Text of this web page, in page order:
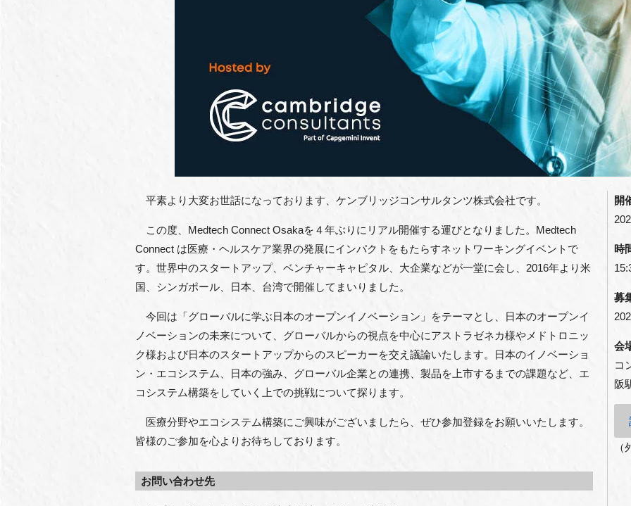
平素より大変お世話になっております、ケンブリッジコンサルタンツ株式会社です。
この度、Medtech Connect Osakaを４年ぶりにリアル開催する運びとなりました。Medtech
Connect は医療・ヘルスケア業界の発展にインパクトをもたらすネットワーキングイベントで
す。世界中のスタートアップ、ベンチャーキャピタル、大企業などが一堂に会し、2016年より米
国、シンガポール、日本、台湾で開催してまいりました。
今回は「グローバルに学ぶ日本のオープンイノベーション」をテーマとし、日本のオープンイ
ノベーションの未来について、グローバルからの視点を中心にアストラゼネカ様やメドトロニッ
ク様および日本のスタートアップからのスピーカーを交え議論いたします。日本のイノベーショ
ン・エコシステム、日本の強み、グローバル企業との連携、製品を上市するまでの課題など、エ
コシステム構築をしていく上での挑戦について探ります。
医療分野やエコシステム構築にご興味がございましたら、ぜひ参加登録をお願いいたします。
皆様のご参加を心よりお待ちしております。
お問い合わせ先
開
時
募
会
コ
阪